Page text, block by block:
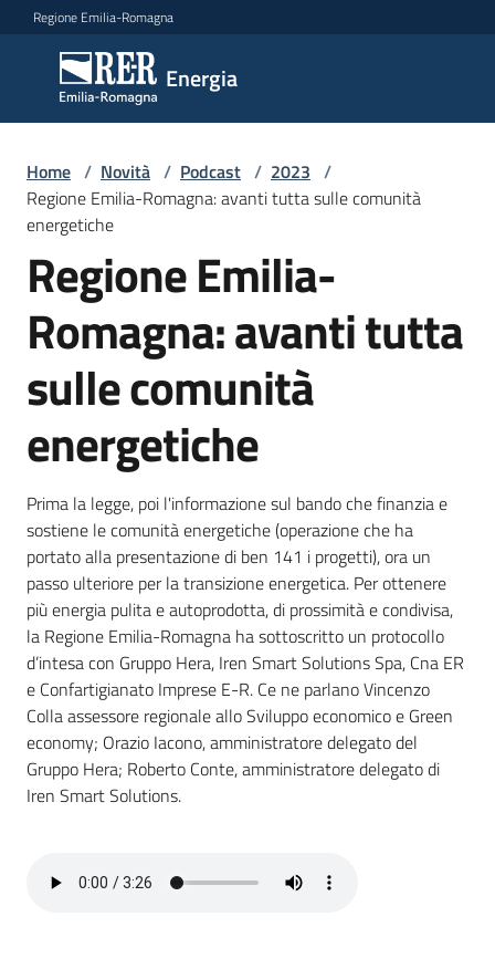
Vai al contenuto
Vai alla navigazione
Vai al footer
Regione Emilia-Romagna
Energia
Energia
Argomenti
Novità
Leggi
Atti
Bandi
Piani
Programmi
Progetti
Seguici
su
Home / Novità / Podcast / 2023 /
Regione Emilia-Romagna: avanti tutta sulle comunità
energetiche
Regione Emilia-
Romagna: avanti tutta
sulle comunità
energetiche
Prima la legge, poi l'informazione sul bando che finanzia e
sostiene le comunità energetiche (operazione che ha
portato alla presentazione di ben 141 i progetti), ora un
passo ulteriore per la transizione energetica. Per ottenere
più energia pulita e autoprodotta, di prossimità e condivisa,
la Regione Emilia-Romagna ha sottoscritto un protocollo
d’intesa con Gruppo Hera, Iren Smart Solutions Spa, Cna ER
e Confartigianato Imprese E-R. Ce ne parlano Vincenzo
Colla assessore regionale allo Sviluppo economico e Green
economy; Orazio Iacono, amministratore delegato del
Gruppo Hera; Roberto Conte, amministratore delegato di
Iren Smart Solutions.